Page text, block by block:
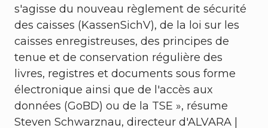
s'agisse du nouveau règlement de sécurité
des caisses (KassenSichV), de la loi sur les
caisses enregistreuses, des principes de
tenue et de conservation régulière des
livres, registres et documents sous forme
électronique ainsi que de l'accès aux
données (GoBD) ou de la TSE », résume
Steven Schwarznau, directeur d'ALVARA |